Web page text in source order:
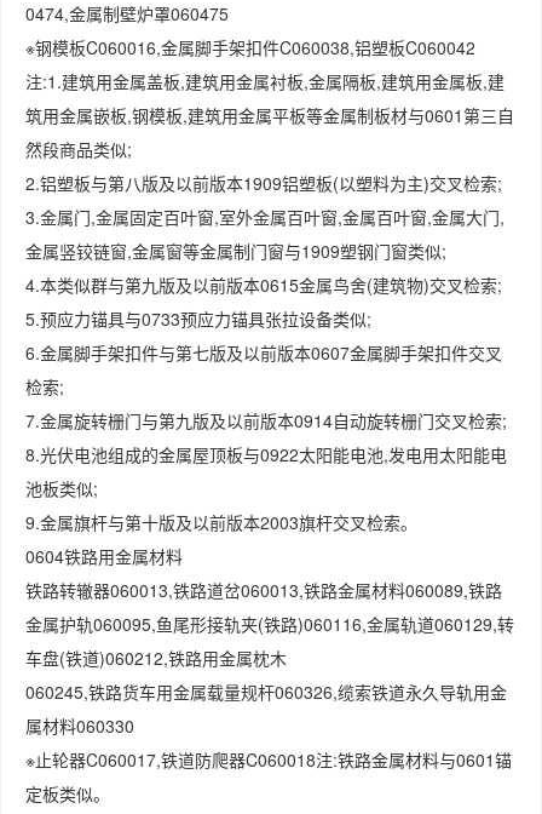
0474,金属制壁炉罩060475
※钢模板C060016,金属脚手架扣件C060038,铝塑板C060042
注:1.建筑用金属盖板,建筑用金属衬板,金属隔板,建筑用金属板,建
筑用金属嵌板,钢模板,建筑用金属平板等金属制板材与0601第三自
然段商品类似;
2.铝塑板与第八版及以前版本1909铝塑板(以塑料为主)交叉检索;
3.金属门,金属固定百叶窗,室外金属百叶窗,金属百叶窗,金属大门,
金属竖铰链窗,金属窗等金属制门窗与1909塑钢门窗类似;
4.本类似群与第九版及以前版本0615金属鸟舍(建筑物)交叉检索;
5.预应力锚具与0733预应力锚具张拉设备类似;
6.金属脚手架扣件与第七版及以前版本0607金属脚手架扣件交叉
检索;
7.金属旋转栅门与第九版及以前版本0914自动旋转栅门交叉检索;
8.光伏电池组成的金属屋顶板与0922太阳能电池,发电用太阳能电
池板类似;
9.金属旗杆与第十版及以前版本2003旗杆交叉检索。
0604铁路用金属材料
铁路转辙器060013,铁路道岔060013,铁路金属材料060089,铁路
金属护轨060095,鱼尾形接轨夹(铁路)060116,金属轨道060129,转
车盘(铁道)060212,铁路用金属枕木
060245,铁路货车用金属载量规杆060326,缆索铁道永久导轨用金
属材料060330
※止轮器C060017,铁道防爬器C060018注:铁路金属材料与0601锚
定板类似。